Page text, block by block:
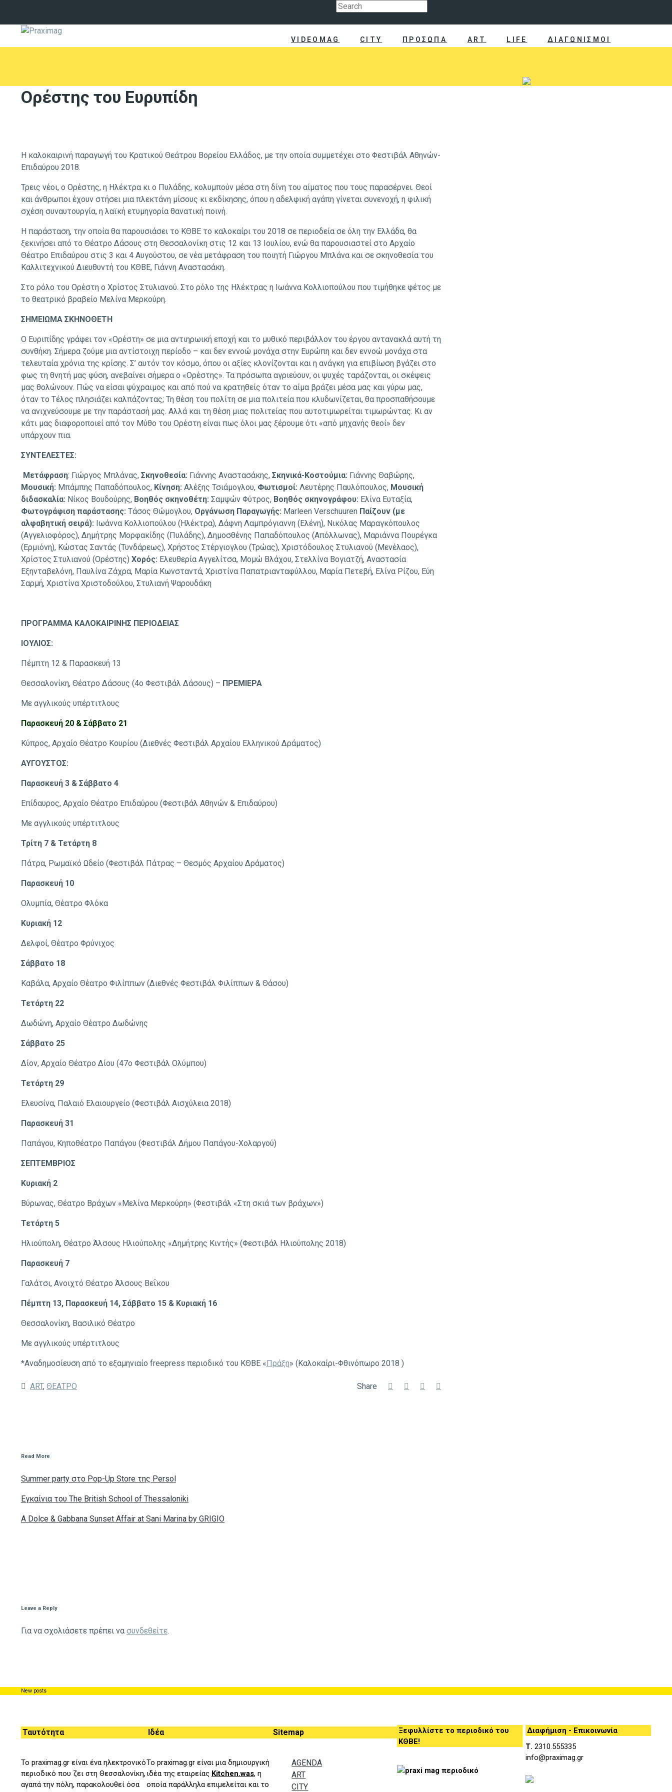
VIDEOMAG CITY ΠΡΟΣΩΠΑ ART LIFE ΔΙΑΓΩΝΙΣΜΟΙ
Oρέστης του Ευρυπίδη
Η καλοκαιρινή παραγωγή του Κρατικού Θεάτρου Βορείου Ελλάδος, με την οποία συμμετέχει στο Φεστιβάλ Αθηνών-
Επιδαύρου 2018.
Τρεις νέοι, ο Ορέστης, η Ηλέκτρα κι ο Πυλάδης, κολυμπούν μέσα στη δίνη του αίματος που τους παρασέρνει. Θεοί
και άνθρωποι έχουν στήσει μια πλεκτάνη μίσους κι εκδίκησης, όπου η αδελφική αγάπη γίνεται συνενοχή, η φιλική
σχέση συναυτουργία, η λαϊκή ετυμηγορία θανατική ποινή.
Η παράσταση, την οποία θα παρουσιάσει το ΚΘΒΕ το καλοκαίρι του 2018 σε περιοδεία σε όλη την Ελλάδα, θα
ξεκινήσει από το Θέατρο Δάσους στη Θεσσαλονίκη στις 12 και 13 Ιουλίου, ενώ θα παρουσιαστεί στο Αρχαίο
Θέατρο Επιδαύρου στις 3 και 4 Αυγούστου, σε νέα μετάφραση του ποιητή Γιώργου Μπλάνα και σε σκηνοθεσία του
Καλλιτεχνικού Διευθυντή του ΚΘΒΕ, Γιάννη Αναστασάκη.
Στο ρόλο του Ορέστη ο Χρίστος Στυλιανού. Στο ρόλο της Ηλέκτρας η Ιωάννα Κολλιοπούλου που τιμήθηκε φέτος με
το θεατρικό βραβείο Μελίνα Μερκούρη.
ΣΗΜΕΙΩΜΑ ΣΚΗΝΟΘΕΤΗ
Ο Ευριπίδης γράφει τον «Ορέστη» σε μια αντιηρωική εποχή και το μυθικό περιβάλλον του έργου αντανακλά αυτή τη
συνθήκη. Σήμερα ζούμε μια αντίστοιχη περίοδο – και δεν εννοώ μονάχα στην Ευρώπη και δεν εννοώ μονάχα στα
τελευταία χρόνια της κρίσης. Σ’ αυτόν τον κόσμο, όπου οι αξίες κλονίζονται και η ανάγκη για επιβίωση βγάζει στο
φως τη θνητή μας φύση, ανεβαίνει σήμερα ο «Ορέστης». Τα πρόσωπα αγριεύουν, οι ψυχές ταράζονται, οι σκέψεις
μας θολώνουν. Πώς να είσαι ψύχραιμος και από πού να κρατηθείς όταν το αίμα βράζει μέσα μας και γύρω μας,
όταν το Τέλος πλησιάζει καλπάζοντας; Τη θέση του πολίτη σε μια πολιτεία που κλυδωνίζεται, θα προσπαθήσουμε
να ανιχνεύσουμε με την παράστασή μας. Αλλά και τη θέση μιας πολιτείας που αυτοτιμωρείται τιμωρώντας. Κι αν
κάτι μας διαφοροποιεί από τον Μύθο του Ορέστη είναι πως όλοι μας ξέρουμε ότι «από μηχανής θεοί» δεν
υπάρχουν πια.
ΣΥΝΤΕΛΕΣΤΕΣ:
Μετάφραση: Γιώργος Μπλάνας, Σκηνοθεσία: Γιάννης Αναστασάκης, Σκηνικά-Κοστούμια: Γιάννης Θαβώρης,
Μουσική: Μπάμπης Παπαδόπουλος, Κίνηση: Αλέξης Τσιάμογλου, Φωτισμοί: Λευτέρης Παυλόπουλος, Μουσική
διδασκαλία: Νίκος Βουδούρης, Boηθός σκηνοθέτη: Σαμψών Φύτρος, Βοηθός σκηνογράφου: Ελίνα Ευταξία,
Φωτογράφιση παράστασης: Τάσος Θώμογλου, Οργάνωση Παραγωγής: Marleen Verschuuren Παίζουν (με
αλφαβητική σειρά): Ιωάννα Κολλιοπούλου (Ηλέκτρα), Δάφνη Λαμπρόγιαννη (Ελένη), Νικόλας Μαραγκόπουλος
(Αγγελιοφόρος), Δημήτρης Μορφακίδης (Πυλάδης), Δημοσθένης Παπαδόπουλος (Απόλλωνας), Μαριάννα Πουρέγκα
(Ερμιόνη), Κώστας Σαντάς (Τυνδάρεως), Χρήστος Στέργιογλου (Τρώας), Χριστόδουλος Στυλιανού (Μενέλαος),
Χρίστος Στυλιανού (Ορέστης) Χορός: Ελευθερία Αγγελίτσα, Μομώ Βλάχου, Στελλίνα Βογιατζή, Αναστασία
Εξηνταβελόνη, Παυλίνα Ζάχρα, Μαρία Κωνσταντά, Χριστίνα Παπατριανταφύλλου, Μαρία Πετεβή, Ελίνα Ρίζου, Εύη
Σαρμή, Χριστίνα Χριστοδούλου, Στυλιανή Ψαρουδάκη
ΠΡΟΓΡΑΜΜΑ ΚΑΛΟΚΑΙΡΙΝΗΣ ΠΕΡΙΟΔΕΙΑΣ
ΙΟΥΛΙΟΣ:
Πέμπτη 12 & Παρασκευή 13
Θεσσαλονίκη, Θέατρο Δάσους (4ο Φεστιβάλ Δάσους) – ΠΡΕΜΙΕΡΑ
Με αγγλικούς υπέρτιτλους
Παρασκευή 20 & Σάββατο 21
Κύπρος, Αρχαίο Θέατρο Κουρίου (Διεθνές Φεστιβάλ Αρχαίου Ελληνικού Δράματος)
ΑΥΓΟΥΣΤΟΣ:
Παρασκευή 3 & Σάββατο 4
Επίδαυρος, Αρχαίο Θέατρο Επιδαύρου (Φεστιβάλ Αθηνών & Επιδαύρου)
Με αγγλικούς υπέρτιτλους
Τρίτη 7 & Τετάρτη 8
Πάτρα, Ρωμαϊκό Ωδείο (Φεστιβάλ Πάτρας – Θεσμός Αρχαίου Δράματος)
Παρασκευή 10
Ολυμπία, Θέατρο Φλόκα
Κυριακή 12
Δελφοί, Θέατρο Φρύνιχος
Σάββατο 18
Καβάλα, Αρχαίο Θέατρο Φιλίππων (Διεθνές Φεστιβάλ Φιλίππων & Θάσου)
Τετάρτη 22
Δωδώνη, Αρχαίο Θέατρο Δωδώνης
Σάββατο 25
Δίον, Αρχαίο Θέατρο Δίου (47ο Φεστιβάλ Ολύμπου)
Τετάρτη 29
Ελευσίνα, Παλαιό Ελαιουργείο (Φεστιβάλ Aισχύλεια 2018)
Παρασκευή 31
Παπάγου, Κηποθέατρο Παπάγου (Φεστιβάλ Δήμου Παπάγου-Χολαργού)
ΣΕΠΤΕΜΒΡΙΟΣ
Κυριακή 2
Βύρωνας, Θέατρο Βράχων «Μελίνα Μερκούρη» (Φεστιβάλ «Στη σκιά των βράχων»)
Τετάρτη 5
Ηλιούπολη, Θέατρο Άλσους Ηλιούπολης «Δημήτρης Κιντής» (Φεστιβάλ Ηλιούπολης 2018)
Παρασκευή 7
Γαλάτσι, Ανοιχτό Θέατρο Άλσους Βεΐκου
Πέμπτη 13, Παρασκευή 14, Σάββατο 15 & Κυριακή 16
Θεσσαλονίκη, Βασιλικό Θέατρο
Με αγγλικούς υπέρτιτλους
*Αναδημοσίευση από το εξαμηνιαίο freepress περιοδικό του ΚΘΒΕ «Πράξη» (Καλοκαίρι-Φθινόπωρο 2018 )
ART, ΘΕΑΤΡΟ Share
Read More
Summer party στο Pop-Up Store της Persol
Eγκαίνια του The British School of Thessaloniki
A Dolce & Gabbana Sunset Affair at Sani Marina by GRIGIO
Leave a Reply
Για να σχολιάσετε πρέπει να συνδεθείτε.
New posts
Ταυτότητα
Το praximag.gr είναι ένα ηλεκτρονικό
περιοδικό που ζει στη Θεσσαλονίκη,
αγαπά την πόλη, παρακολουθεί όσα
Ιδέα
Το praximag.gr είναι μια δημιουργική
ιδέα της εταιρείας Kitchen.was, η
οποία παράλληλα επιμελείται και το
Sitemap
AGENDA
ART
CITY
Ξεφυλλίστε το περιοδικό του
ΚΘΒΕ!
Διαφήμιση - Επικοινωνία
Τ. 2310.555335
info@praximag.gr